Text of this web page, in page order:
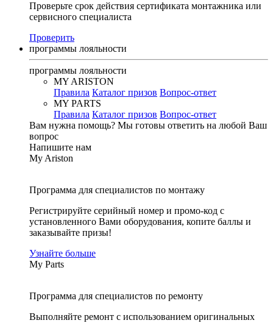
Проверьте срок действия сертификата монтажника или
сервисного специалиста
Проверить
программы лояльности
программы лояльности
MY ARISTON
Правила Каталог призов Вопрос-ответ
MY PARTS
Правила Каталог призов Вопрос-ответ
Вам нужна помощь? Мы готовы ответить на любой Ваш
вопрос
Напишите нам
My Ariston
Программа для специалистов по монтажу
Регистрируйте серийный номер и промо-код с
установленного Вами оборудования, копите баллы и
заказывайте призы!
Узнайте больше
My Parts
Программа для специалистов по ремонту
Выполняйте ремонт с использованием оригинальных